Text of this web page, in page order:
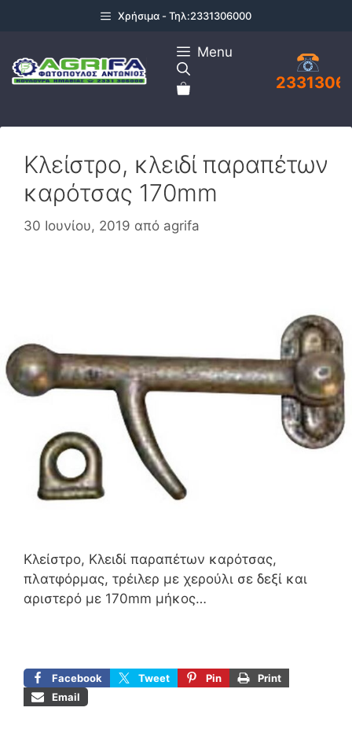
Χρήσιμα - Τηλ:2331306000
Menu
Κλείστρο, κλειδί παραπέτων
καρότσας 170mm
30 Ιουνίου, 2019 από agrifa
Κλείστρο, Κλειδί παραπέτων καρότσας,
πλατφόρμας, τρέιλερ με χερούλι σε δεξί και
αριστερό με 170mm μήκος…
Facebook Tweet Pin
Print
Email